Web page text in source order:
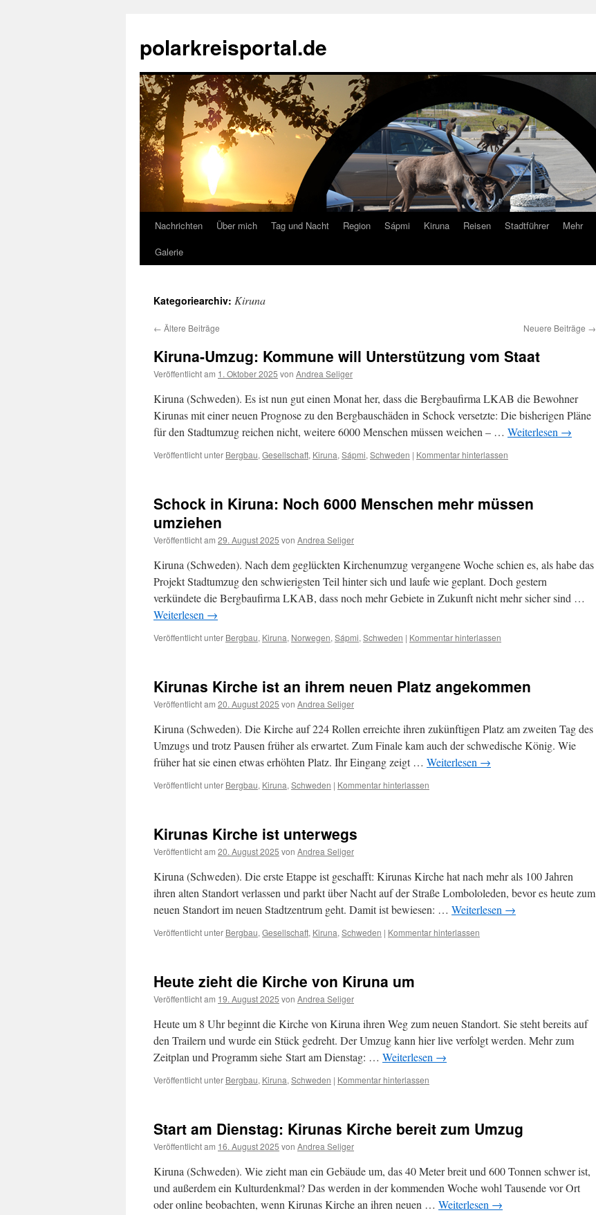
springen
polarkreisportal.de
Nachrichten Über mich Tag und Nacht Region Sápmi Kiruna Reisen Stadtführer Mehr
Galerie
Kategoriearchiv: Kiruna
← Ältere Beiträge Neuere Beiträge →
Kiruna-Umzug: Kommune will Unterstützung vom Staat
Veröffentlicht am 1. Oktober 2025 von Andrea Seliger
Kiruna (Schweden). Es ist nun gut einen Monat her, dass die Bergbaufirma LKAB die Bewohner
Kirunas mit einer neuen Prognose zu den Bergbauschäden in Schock versetzte: Die bisherigen Pläne
für den Stadtumzug reichen nicht, weitere 6000 Menschen müssen weichen – … Weiterlesen →
Veröffentlicht unter Bergbau, Gesellschaft, Kiruna, Sápmi, Schweden | Kommentar hinterlassen
Schock in Kiruna: Noch 6000 Menschen mehr müssen
umziehen
Veröffentlicht am 29. August 2025 von Andrea Seliger
Kiruna (Schweden). Nach dem geglückten Kirchenumzug vergangene Woche schien es, als habe das
Projekt Stadtumzug den schwierigsten Teil hinter sich und laufe wie geplant. Doch gestern
verkündete die Bergbaufirma LKAB, dass noch mehr Gebiete in Zukunft nicht mehr sicher sind …
Weiterlesen →
Veröffentlicht unter Bergbau, Kiruna, Norwegen, Sápmi, Schweden | Kommentar hinterlassen
Kirunas Kirche ist an ihrem neuen Platz angekommen
Veröffentlicht am 20. August 2025 von Andrea Seliger
Kiruna (Schweden). Die Kirche auf 224 Rollen erreichte ihren zukünftigen Platz am zweiten Tag des
Umzugs und trotz Pausen früher als erwartet. Zum Finale kam auch der schwedische König. Wie
früher hat sie einen etwas erhöhten Platz. Ihr Eingang zeigt … Weiterlesen →
Veröffentlicht unter Bergbau, Kiruna, Schweden | Kommentar hinterlassen
Kirunas Kirche ist unterwegs
Veröffentlicht am 20. August 2025 von Andrea Seliger
Kiruna (Schweden). Die erste Etappe ist geschafft: Kirunas Kirche hat nach mehr als 100 Jahren
ihren alten Standort verlassen und parkt über Nacht auf der Straße Lombololeden, bevor es heute zum
neuen Standort im neuen Stadtzentrum geht. Damit ist bewiesen: … Weiterlesen →
Veröffentlicht unter Bergbau, Gesellschaft, Kiruna, Schweden | Kommentar hinterlassen
Heute zieht die Kirche von Kiruna um
Veröffentlicht am 19. August 2025 von Andrea Seliger
Heute um 8 Uhr beginnt die Kirche von Kiruna ihren Weg zum neuen Standort. Sie steht bereits auf
den Trailern und wurde ein Stück gedreht. Der Umzug kann hier live verfolgt werden. Mehr zum
Zeitplan und Programm siehe Start am Dienstag: … Weiterlesen →
Veröffentlicht unter Bergbau, Kiruna, Schweden | Kommentar hinterlassen
Start am Dienstag: Kirunas Kirche bereit zum Umzug
Veröffentlicht am 16. August 2025 von Andrea Seliger
Kiruna (Schweden). Wie zieht man ein Gebäude um, das 40 Meter breit und 600 Tonnen schwer ist,
und außerdem ein Kulturdenkmal? Das werden in der kommenden Woche wohl Tausende vor Ort
oder online beobachten, wenn Kirunas Kirche an ihren neuen … Weiterlesen →